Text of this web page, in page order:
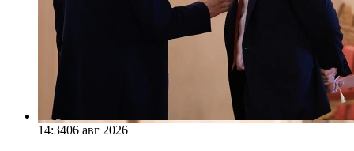
14:3406 авг 2026